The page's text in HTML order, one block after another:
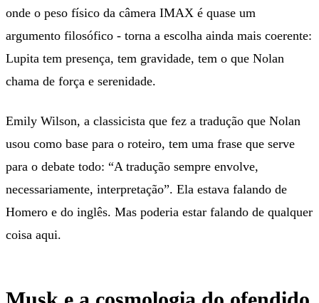
onde o peso físico da câmera IMAX é quase um
argumento filosófico - torna a escolha ainda mais coerente:
Lupita tem presença, tem gravidade, tem o que Nolan
chama de força e serenidade.
Emily Wilson, a classicista que fez a tradução que Nolan
usou como base para o roteiro, tem uma frase que serve
para o debate todo: “A tradução sempre envolve,
necessariamente, interpretação”. Ela estava falando de
Homero e do inglês. Mas poderia estar falando de qualquer
coisa aqui.